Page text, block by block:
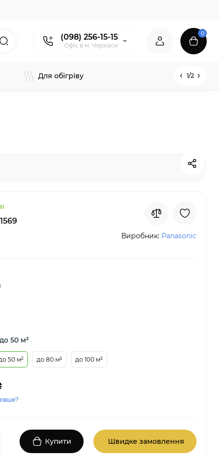
(098) 256-15-15
Офіс в м. Черкаси
0
Для обігріву 1/2
1569
Виробник: Panasonic
50 м²
50 м² до 80 м² до 100 м²
Купити Швидке замовлення